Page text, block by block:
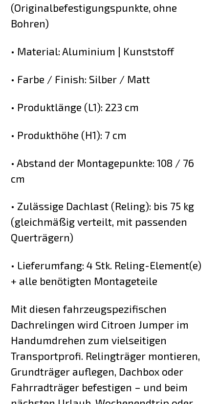
(Originalbefestigungspunkte, ohne
Bohren)
• Material: Aluminium | Kunststoff
• Farbe / Finish: Silber / Matt
• Produktlänge (L1): 223 cm
• Produkthöhe (H1): 7 cm
• Abstand der Montagepunkte: 108 / 76
cm
• Zulässige Dachlast (Reling): bis 75 kg
(gleichmäßig verteilt, mit passenden
Querträgern)
• Lieferumfang: 4 Stk. Reling-Element(e)
+ alle benötigten Montageteile
Mit diesen fahrzeugspezifischen
Dachrelingen wird Citroen Jumper im
Handumdrehen zum vielseitigen
Transportprofi. Relingträger montieren,
Grundträger auflegen, Dachbox oder
Fahrradträger befestigen – und beim